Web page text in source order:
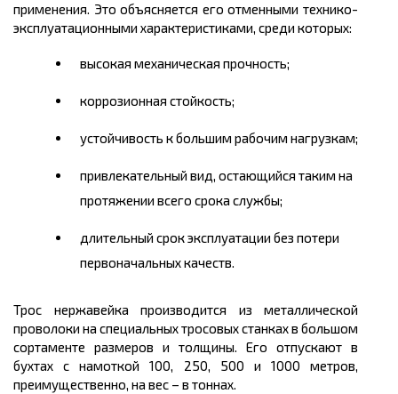
применения. Это объясняется его отменными технико-
эксплуатационными характеристиками, среди которых:
высокая механическая прочность;
коррозионная стойкость;
устойчивость к большим рабочим нагрузкам;
привлекательный вид, остающийся таким на
протяжении всего срока службы;
длительный срок эксплуатации без потери
первоначальных качеств.
Трос нержавейка производится из металлической
проволоки на специальных тросовых станках в большом
сортаменте размеров и толщины. Его отпускают в
бухтах с намоткой 100, 250, 500 и 1000 метров,
преимущественно, на вес – в тоннах.